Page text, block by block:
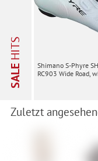
SALE
HITS
Shimano S-Phyre
RC903 Wide Road,
Zuletzt